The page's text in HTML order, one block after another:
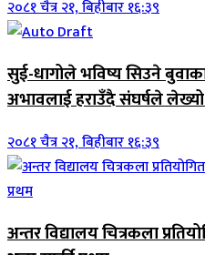
२०८१ चैत्र २१, बिहीबार १६:३९
सुई-धागोले भविष्य सिउने
अभावलाई हराउँदै संघर्षले
२०८१ चैत्र २१, बिहीबार १६:३९
अन्तर विद्यालय चित्रकला